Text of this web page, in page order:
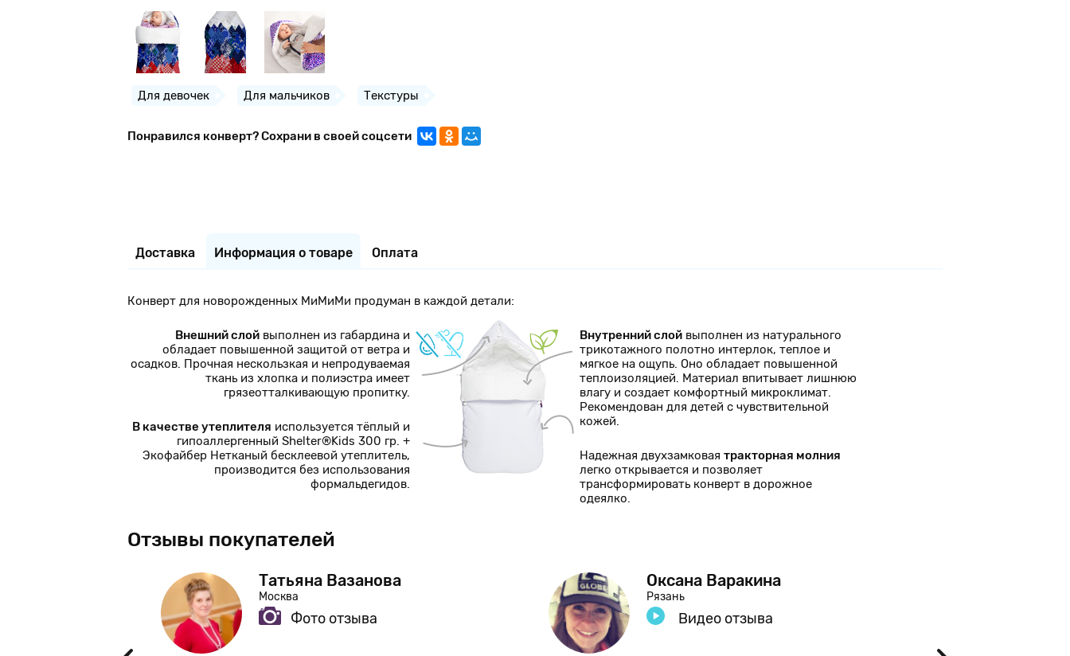
Для девочек Для мальчиков Текстуры
Понравился конверт? Сохрани в своей соцсети
Доставка Информация о товаре Оплата
Конверт для новорожденных МиМиМи продуман в каждой детали:
Внешний слой выполнен из габардина и
обладает повышенной защитой от ветра и
осадков. Прочная нескользкая и непродуваемая
ткань из хлопка и полиэстра имеет
грязеотталкивающую пропитку.
В качестве утеплителя используется тёплый и
гипоаллергенный Shelter®Kids 300 гр. +
Экофайбер Нетканый бесклеевой утеплитель,
производится без использования
формальдегидов.
Внутренний слой выполнен из натурального
трикотажного полотно интерлок, теплое и
мягкое на ощупь. Оно обладает повышенной
теплоизоляцией. Материал впитывает лишнюю
влагу и создает комфортный микроклимат.
Рекомендован для детей с чувствительной
кожей.
Надежная двухзамковаятракторная молния
легко открывается и позволяет
трансформировать конверт в дорожное
одеялко.
Отзывы покупателей
Татьяна Вазанова
Москва
Фото отзыва
Оксана Варакина
Рязань
Видео отзыва